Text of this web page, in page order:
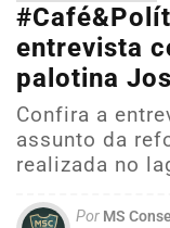
entrevista
palotina
Confira a
assunto da
realizada no
Por MS